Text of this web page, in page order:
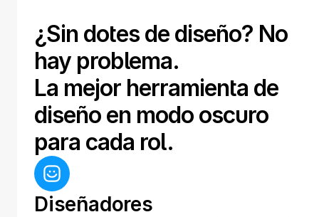
¿Sin dotes de diseño? No
hay problema.
La mejor herramienta de
diseño en modo oscuro
para cada rol.
Diseñadores